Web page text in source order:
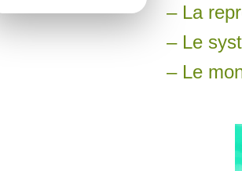
– La
– Le
– Le